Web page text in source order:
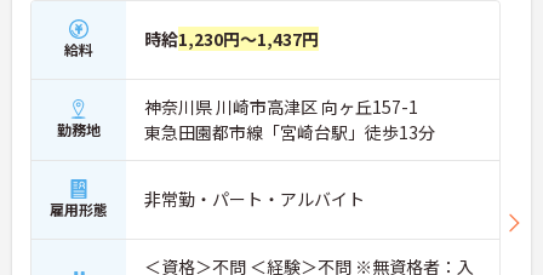
給料 時給1,230円～1,437円
勤務地
神奈川県 川崎市高津区 向ヶ丘157-1
東急田園都市線「宮崎台駅」徒歩13分
雇用形態 非常勤・パート・アルバイト
＜資格＞不問 ＜経験＞不問 ※無資格者：入